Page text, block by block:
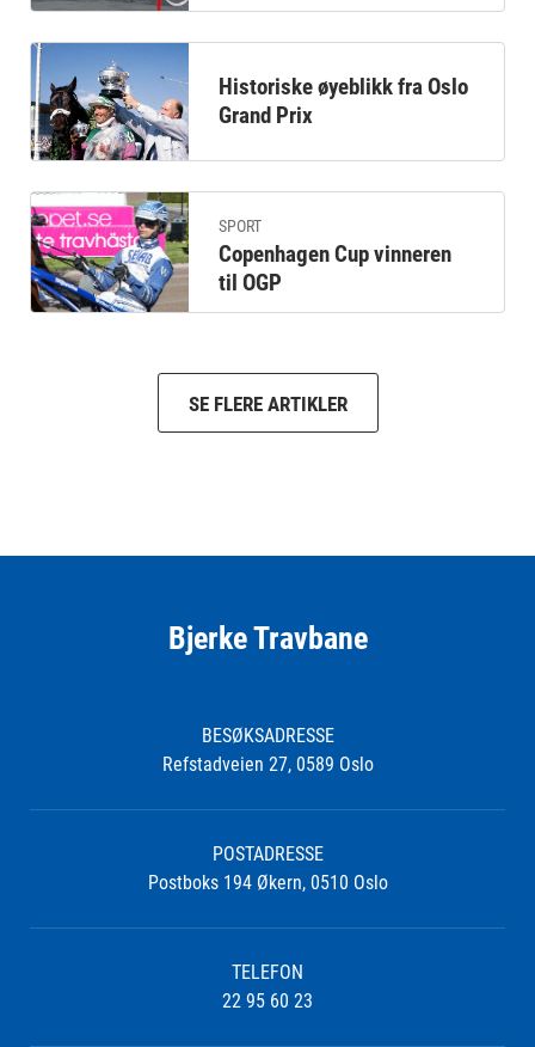
Historiske øyeblikk fra Oslo
Grand Prix
SPORT
Copenhagen Cup vinneren
til OGP
SE FLERE ARTIKLER
Bjerke Travbane
BESØKSADRESSE
Refstadveien 27, 0589 Oslo
POSTADRESSE
Postboks 194 Økern, 0510 Oslo
TELEFON
22 95 60 23